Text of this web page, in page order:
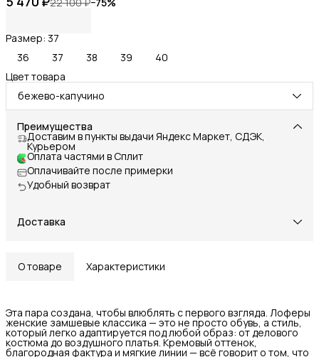
Размер: 37
36
37 38 39
40
Цвет товара
бежево-капучино
Преимущества
Доставим в пункты выдачи Яндекс Маркет, СДЭК,
Курьером
Оплата частями в Сплит
Оплачивайте после примерки
Удобный возврат
Доставка
О товаре Характеристики
Эта пара создана, чтобы влюблять с первого взгляда. Лоферы
женские замшевые классика — это не просто обувь, а стиль,
который легко адаптируется под любой образ: от делового
костюма до воздушного платья. Кремовый оттенок,
благородная фактура и мягкие линии — всё говорит о том, что